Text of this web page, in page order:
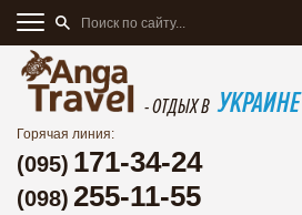
- ОТДЫХ В УКРАИНЕ
Горячая линия:
(095) 171-34-24
(098) 255-11-55